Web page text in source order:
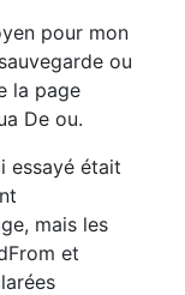
pour mon
ou
la page
De ou.
essayé était
mais les
et